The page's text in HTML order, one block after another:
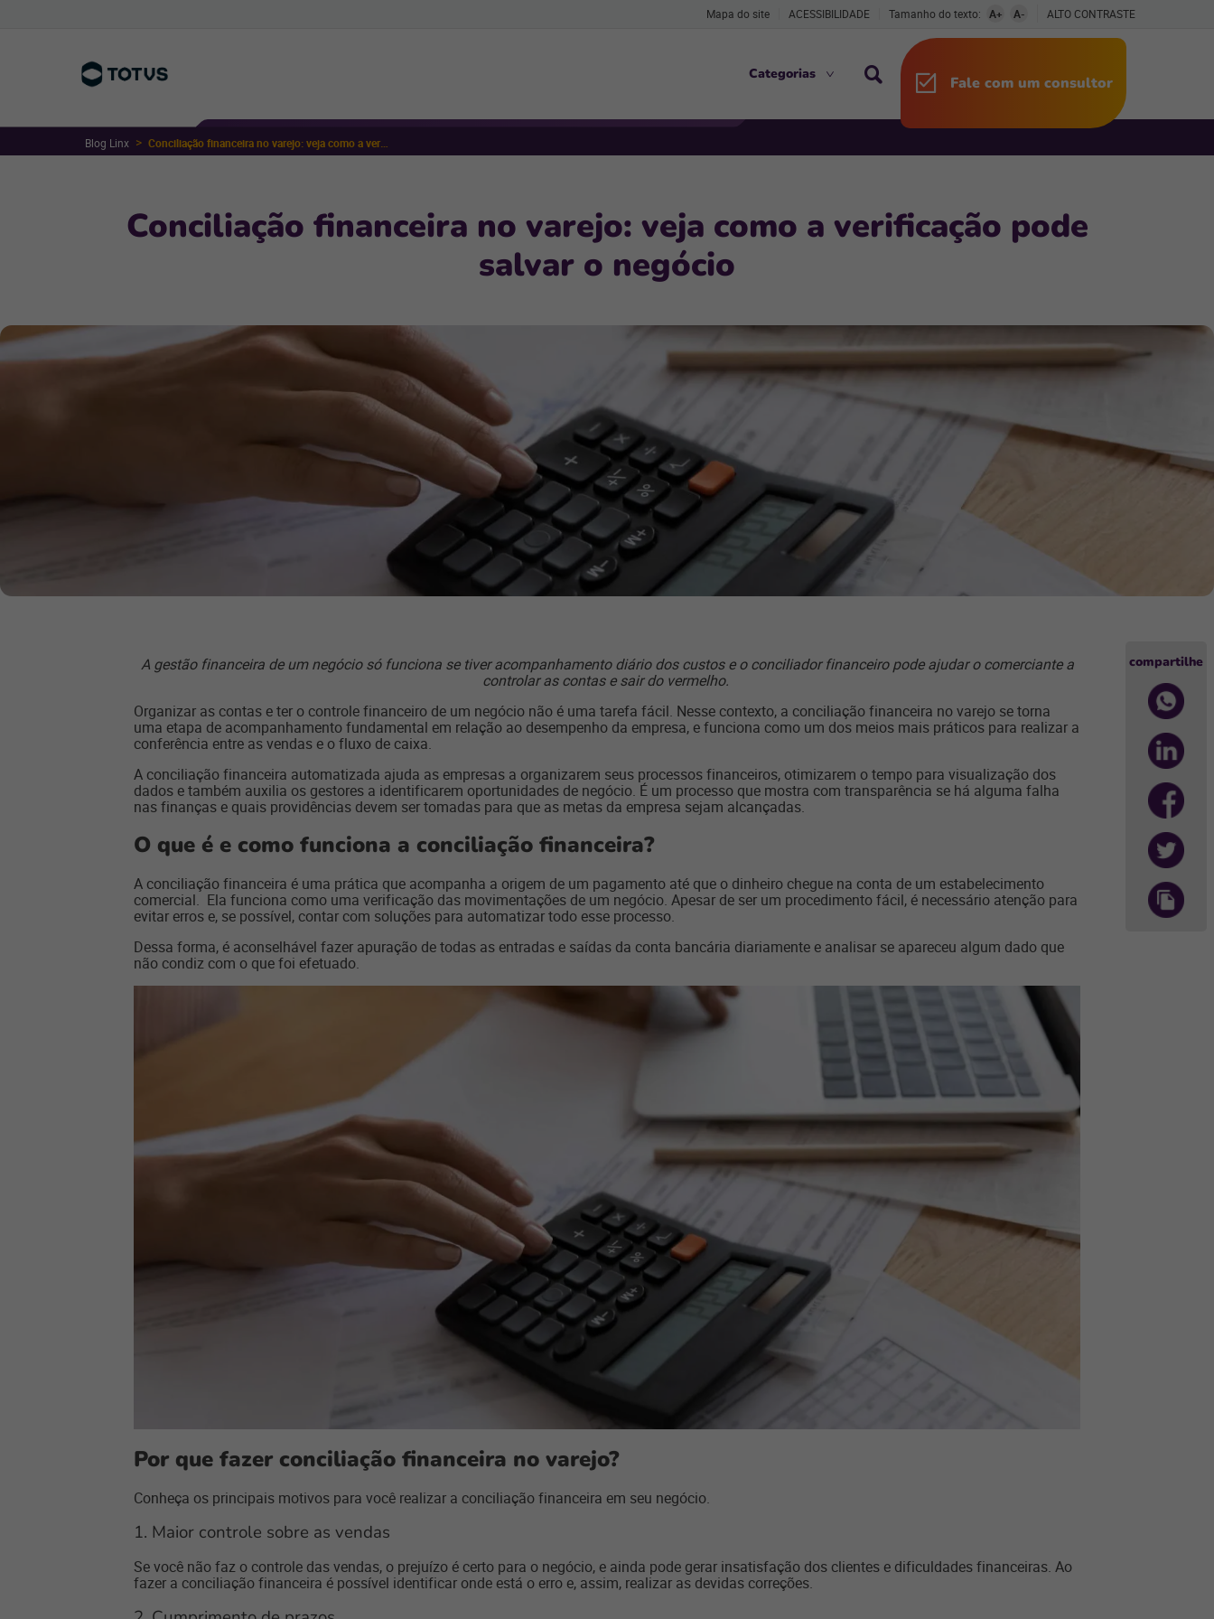
Mapa do site ACESSIBILIDADE Tamanho do texto: A+ A- ALTO CONTRASTE
Categorias Fale com um consultor
Blog Linx
Conciliação financeira no varejo: veja como a verificação pode
salvar o negócio
A gestão financeira de um negócio só funciona se tiver acompanhamento diário dos custos e o conciliador financeiro pode ajudar o comerciante a
controlar as contas e sair do vermelho.
Organizar as contas e ter o controle financeiro de um negócio não é uma tarefa fácil. Nesse contexto, a conciliação financeira no varejo se torna
uma etapa de acompanhamento fundamental em relação ao desempenho da empresa, e funciona como um dos meios mais práticos para realizar a
conferência entre as vendas e o fluxo de caixa.
A conciliação financeira automatizada ajuda as empresas a organizarem seus processos financeiros, otimizarem o tempo para visualização dos
dados e também auxilia os gestores a identificarem oportunidades de negócio. É um processo que mostra com transparência se há alguma falha
nas finanças e quais providências devem ser tomadas para que as metas da empresa sejam alcançadas.
O que é e como funciona a conciliação financeira?
A conciliação financeira é uma prática que acompanha a origem de um pagamento até que o dinheiro chegue na conta de um estabelecimento
comercial. Ela funciona como uma verificação das movimentações de um negócio. Apesar de ser um procedimento fácil, é necessário atenção para
evitar erros e, se possível, contar com soluções para automatizar todo esse processo.
Dessa forma, é aconselhável fazer apuração de todas as entradas e saídas da conta bancária diariamente e analisar se apareceu algum dado que
não condiz com o que foi efetuado.
Por que fazer conciliação financeira no varejo?
Conheça os principais motivos para você realizar a conciliação financeira em seu negócio.
1. Maior controle sobre as vendas
Se você não faz o controle das vendas, o prejuízo é certo para o negócio, e ainda pode gerar insatisfação dos clientes e dificuldades financeiras. Ao
fazer a conciliação financeira é possível identificar onde está o erro e, assim, realizar as devidas correções.
compartilhe